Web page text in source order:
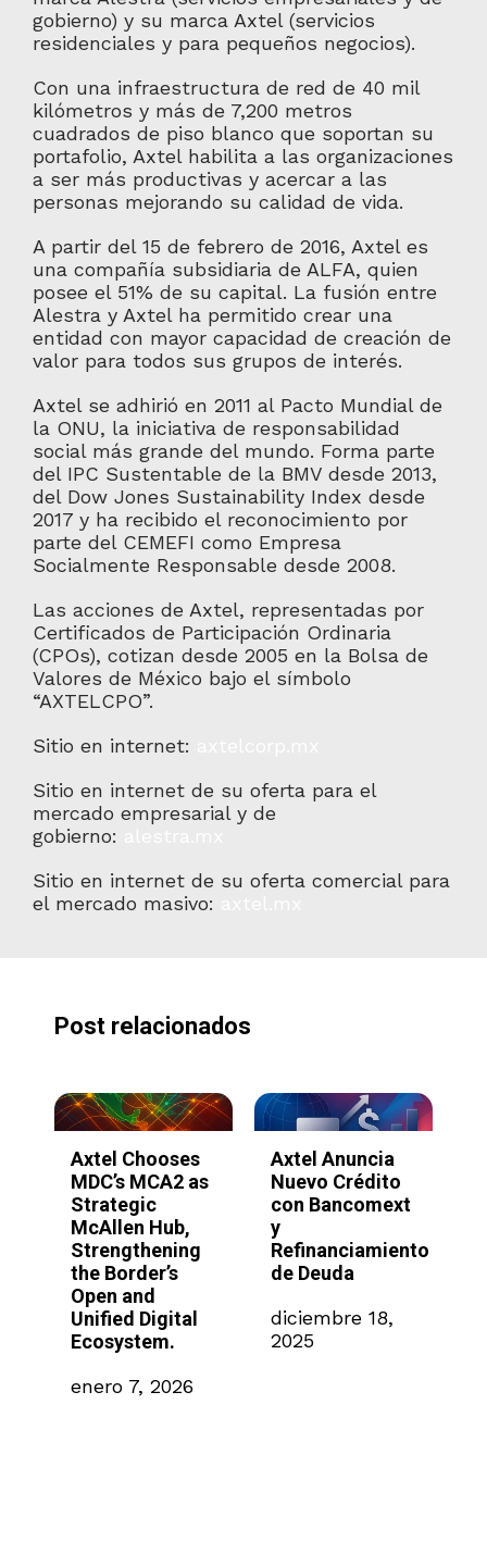
gobierno) y su marca Axtel (servicios
residenciales y para pequeños negocios).
Con una infraestructura de red de 40 mil
kilómetros y más de 7,200 metros
cuadrados de piso blanco que soportan su
portafolio, Axtel habilita a las organizaciones
a ser más productivas y acercar a las
personas mejorando su calidad de vida.
A partir del 15 de febrero de 2016, Axtel es
una compañía subsidiaria de ALFA, quien
posee el 51% de su capital. La fusión entre
Alestra y Axtel ha permitido crear una
entidad con mayor capacidad de creación de
valor para todos sus grupos de interés.
Axtel se adhirió en 2011 al Pacto Mundial de
la ONU, la iniciativa de responsabilidad
social más grande del mundo. Forma parte
del IPC Sustentable de la BMV desde 2013,
del Dow Jones Sustainability Index desde
2017 y ha recibido el reconocimiento por
parte del CEMEFI como Empresa
Socialmente Responsable desde 2008.
Las acciones de Axtel, representadas por
Certificados de Participación Ordinaria
(CPOs), cotizan desde 2005 en la Bolsa de
Valores de México bajo el símbolo
“AXTELCPO”.
Sitio en internet:
Sitio en internet de su oferta para el
mercado empresarial y de
gobierno:
Sitio en internet de su oferta comercial para
el mercado masivo:
Post relacionados
Axtel Chooses
MDC’s MCA2 as
Strategic
McAllen Hub,
Strengthening
the Border’s
Open and
Unified Digital
Ecosystem.
enero 7, 2026
Axtel Anuncia
Nuevo Crédito
con Bancomext
y
Refinanciamiento
de Deuda
diciembre 18,
2025